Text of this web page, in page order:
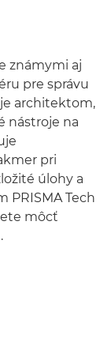
známymi aj
pre správu
architektom,
nástroje na
pri
úlohy a
PRISMA Tech
môcť